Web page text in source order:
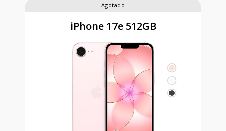
Agotado
iPhone 17e 512GB